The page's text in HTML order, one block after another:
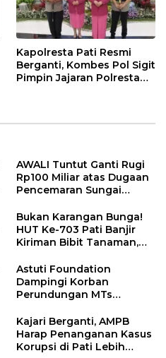
Kapolresta Pati Resmi
Berganti, Kombes Pol Sigit
Pimpin Jajaran Polresta
AWALI Tuntut Ganti Rugi
Rp100 Miliar atas Dugaan
Pencemaran Sungai
Lanjuti
Bukan Karangan Bunga!
HUT Ke-703 Pati Banjir
Kiriman Bibit Tanaman,
Ramah Lingkungan
Astuti Foundation
Dampingi Korban
Perundungan MTs
Sinergi Cegah Bullying di
Sekolah Berbasis Agama
Kajari Berganti, AMPB
Harap Penanganan Kasus
Korupsi di Pati Lebih